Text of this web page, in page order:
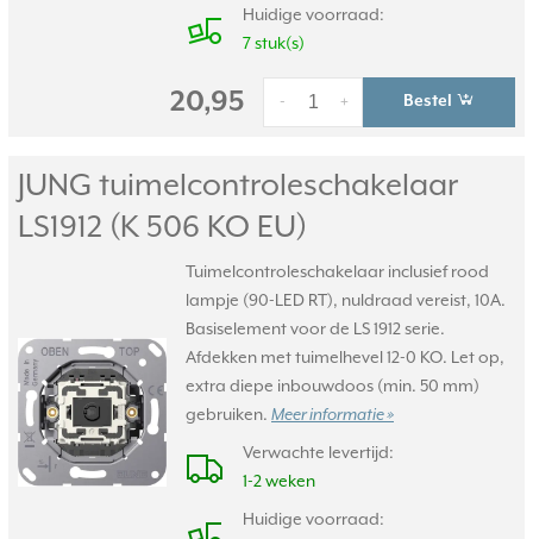
Huidige voorraad:
7 stuk(s)
20,95 +
- Bestel
JUNG tuimelcontroleschakelaar
LS1912 (K 506 KO EU)
Tuimelcontroleschakelaar inclusief rood
lampje (90-LED RT), nuldraad vereist, 10A.
Basiselement voor de LS 1912 serie.
Afdekken met tuimelhevel 12-0 KO. Let op,
extra diepe inbouwdoos (min. 50 mm)
gebruiken. Meer informatie »
Verwachte levertijd:
1-2 weken
Huidige voorraad: